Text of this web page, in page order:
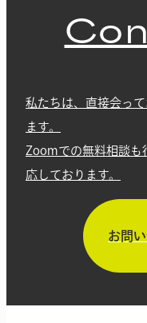
私たちは、直接会っ
ます。
Zoomでの無料相談も
応しております。
お問